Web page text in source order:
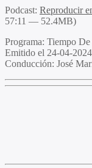
Podcast: Reproducir
57:11 — 52.4MB)
Programa: Tiempo De
Emitido el 24-04-
Conducción: José